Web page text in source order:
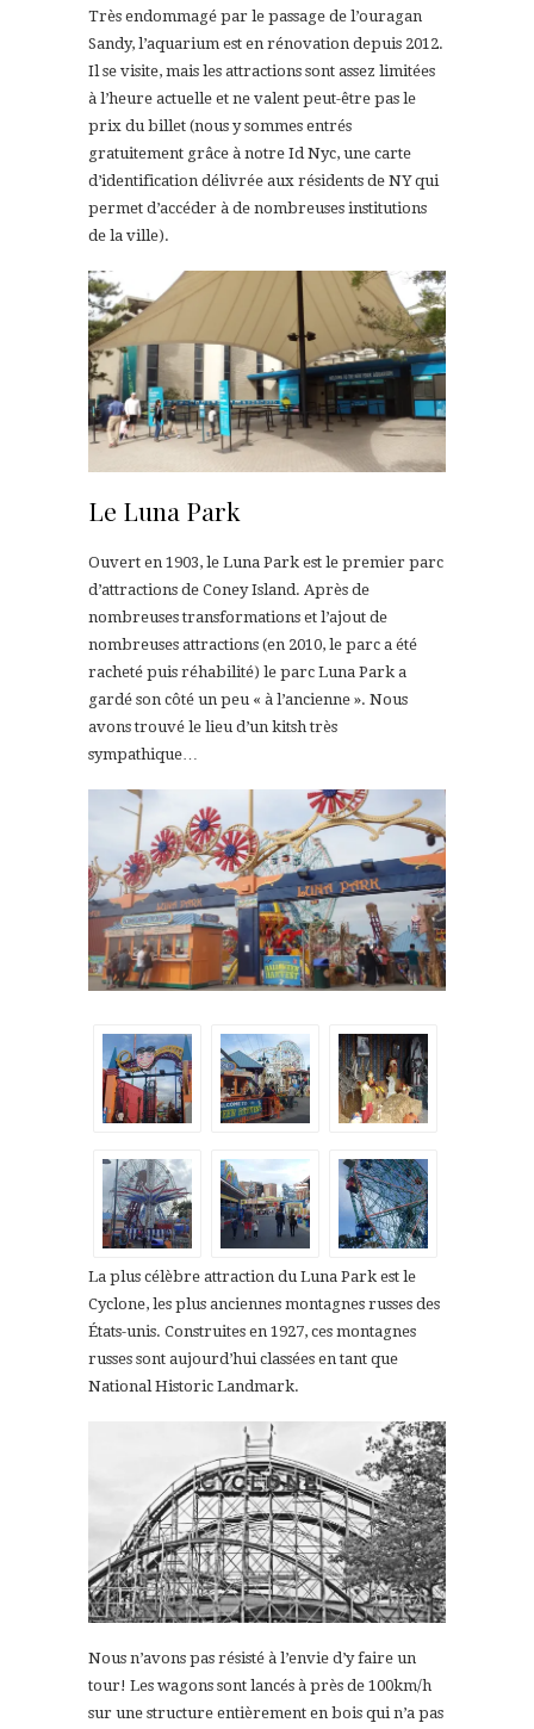
Très endommagé par le passage de l’ouragan
Sandy, l’aquarium est en rénovation depuis 2012.
Il se visite, mais les attractions sont assez limitées
à l’heure actuelle et ne valent peut-être pas le
prix du billet (nous y sommes entrés
gratuitement grâce à notre Id Nyc, une carte
d’identification délivrée aux résidents de NY qui
permet d’accéder à de nombreuses institutions
de la ville).
Le Luna Park
Ouvert en 1903, le Luna Park est le premier parc
d’attractions de Coney Island. Après de
nombreuses transformations et l’ajout de
nombreuses attractions (en 2010, le parc a été
racheté puis réhabilité) le parc Luna Park a
gardé son côté un peu « à l’ancienne ». Nous
avons trouvé le lieu d’un kitsh très
sympathique…
La plus célèbre attraction du Luna Park est le
Cyclone, les plus anciennes montagnes russes des
États-unis. Construites en 1927, ces montagnes
russes sont aujourd’hui classées en tant que
National Historic Landmark.
Nous n’avons pas résisté à l’envie d’y faire un
tour! Les wagons sont lancés à près de 100km/h
sur une structure entièrement en bois qui n’a pas